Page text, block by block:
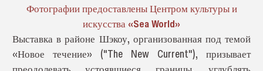
Фотографии предоставлены Центром культуры и
искусства «Sea World»
Выставка в районе Шэкоу, организованная под темой
«Новое течение» ("The New Current"), призывает